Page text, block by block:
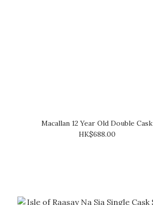
Macallan 12 Year Old Double Cask
HK$688.00